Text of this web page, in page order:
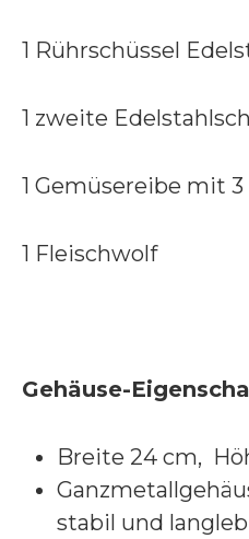
1 Rührschüssel
1 zweite
1 Gemüsereibe mit
1 Fleischwolf
Gehäuse-
Breite 24 cm,
stabil und